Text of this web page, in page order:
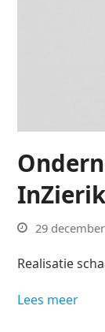
29
Realisatie
Lees meer